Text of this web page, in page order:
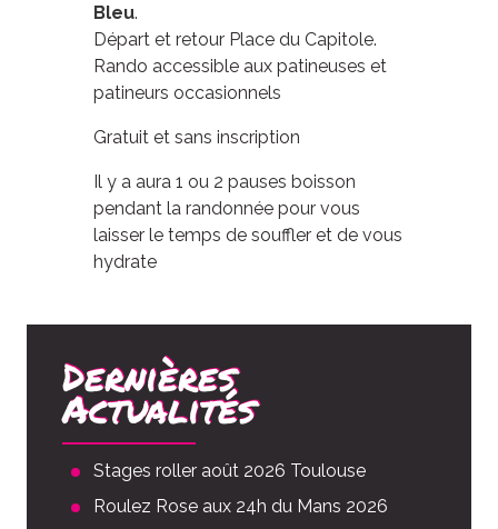
Bleu.
Départ et retour Place du Capitole.
Rando accessible aux patineuses et
patineurs occasionnels
Gratuit et sans inscription
Il y a aura 1 ou 2 pauses boisson
pendant la randonnée pour vous
laisser le temps de souffler et de vous
hydrate
Dernières
Actualités
Stages roller août 2026 Toulouse
Roulez Rose aux 24h du Mans 2026